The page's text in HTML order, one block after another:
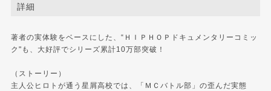
詳細
著者の実体験をベースにした、“ＨＩＰＨＯＰドキュメンタリーコミッ
ク"も、大好評でシリーズ累計10万部突破！
（ストーリー）
主人公ヒロトが通う星屑高校では、「ＭＣバトル部」の歪んだ実態